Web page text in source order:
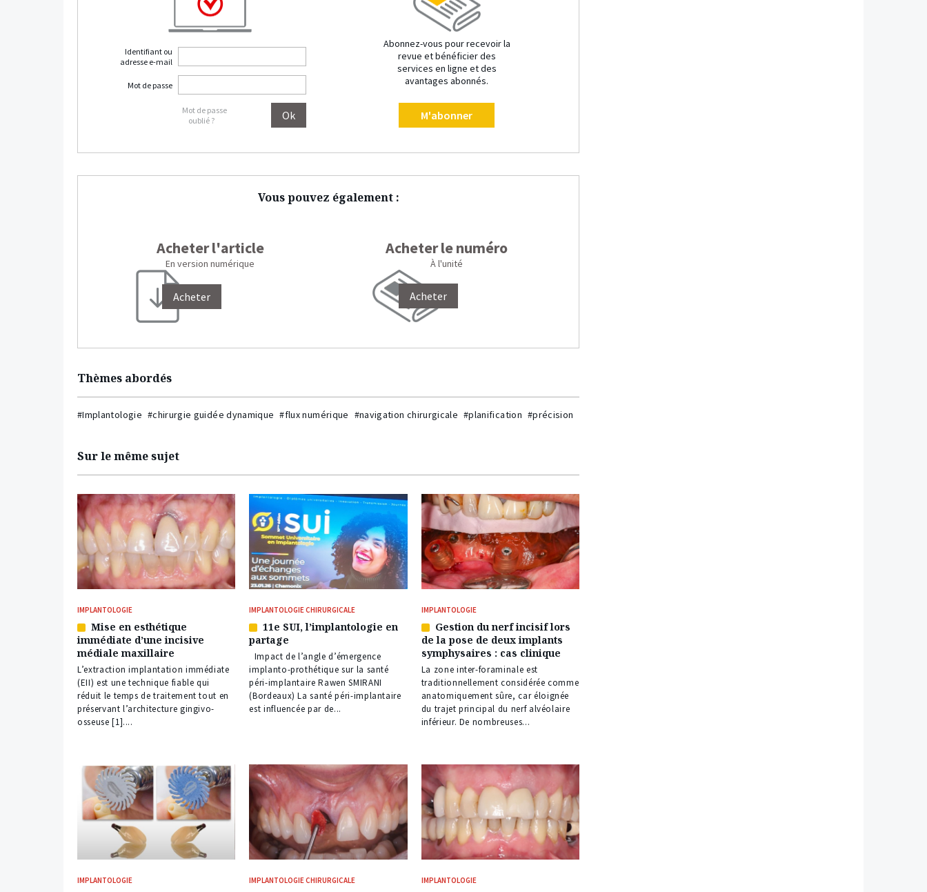
Identifiant ou
adresse e-mail
Mot de passe
Mot de passe
oublié ?
Abonnez-vous pour recevoir la
revue et bénéficier des
services en ligne et des
avantages abonnés.
M'abonner
Vous pouvez également :
Acheter l'article
En version numérique
Acheter
Acheter le numéro
À l'unité
Acheter
Thèmes abordés
#Implantologie #chirurgie guidée dynamique #flux numérique #navigation chirurgicale #planification #précision
Sur le même sujet
IMPLANTOLOGIE
Article
réservé
à
nos
abonnés
Mise en esthétique
immédiate d’une incisive
médiale maxillaire
L’extraction implantation immédiate
(EII) est une technique fiable qui
réduit le temps de traitement tout en
préservant l’architecture gingivo-
osseuse [1]....
IMPLANTOLOGIE CHIRURGICALE
Article
réservé
à
nos
abonnés
11e SUI, l’implantologie en
partage
Impact de l’angle d’émergence
implanto-prothétique sur la santé
péri-implantaire Rawen SMIRANI
(Bordeaux) La santé péri-implantaire
est influencée par de...
IMPLANTOLOGIE
Article
réservé
à
nos
abonnés
Gestion du nerf incisif lors
de la pose de deux implants
symphysaires : cas clinique
La zone inter-foraminale est
traditionnellement considérée comme
anatomiquement sûre, car éloignée
du trajet principal du nerf alvéolaire
inférieur. De nombreuses...
IMPLANTOLOGIE IMPLANTOLOGIE CHIRURGICALE
IMPLANTOLOGIE